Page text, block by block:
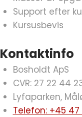
Support efter
Kursusbevis
Kontaktinfo
Bosholdt ApS
CVR: 27 22 44
Lyfaparken,
Telefon: +45 47